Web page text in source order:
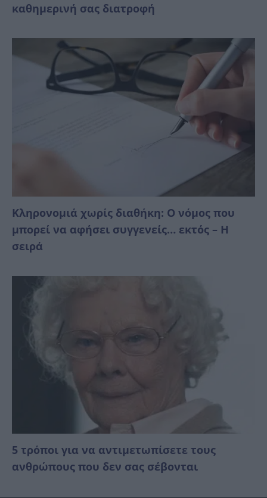
καθημερινή σας διατροφή
Κληρονομιά χωρίς διαθήκη: Ο νόμος που
μπορεί να αφήσει συγγενείς… εκτός – Η
σειρά
5 τρόποι για να αντιμετωπίσετε τους
ανθρώπους που δεν σας σέβονται